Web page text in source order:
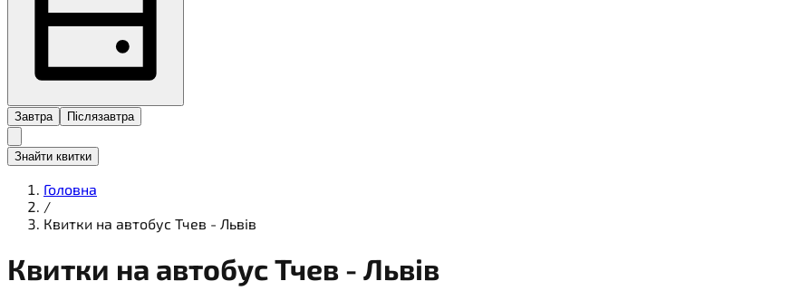
Завтра Післязавтра
Знайти квитки
Головна
/
Квитки на автобус Тчев - Львів
Квитки на автобусТчев - Львів